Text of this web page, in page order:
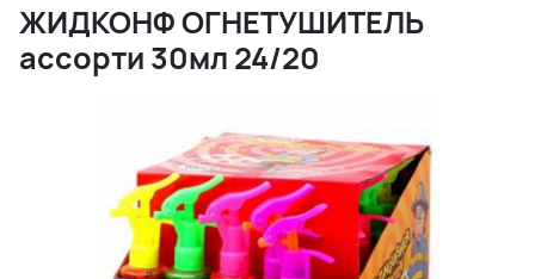
ЖИДКОНФ ОГНЕТУШИТЕЛЬ
ассорти 30мл 24/20